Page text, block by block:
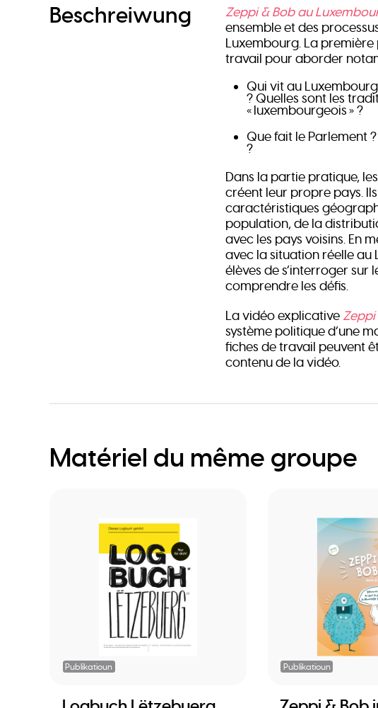
Beschreiwung Zeppi & Bob au
ensemble et des
Luxembourg. La
travail pour aborder
Qui vit au
? Quelles sont les
« luxembourgeois » ?
Que fait le Parlement
?
Dans la partie pratique,
créent leur propre pays.
caractéristiques
population, de la
avec les pays voisins. En
avec la situation réelle au
élèves de s’interroger sur
comprendre les défis.
La vidéo explicativeZeppi
système politique d’une
fiches de travail peuvent
contenu de la vidéo.
Matériel du même groupe
Publikatioun Publikatioun